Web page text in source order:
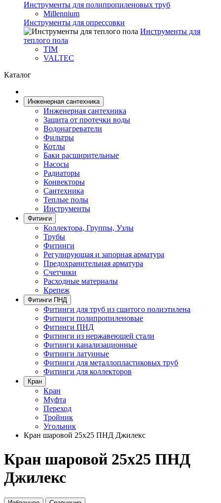
Инструменты для полипропиленовых труб
Millennium
Инструменты для опрессовки
Инструменты для
теплого пола
TIM
VALTEC
Каталог
Инженерная сантехника
Инженерная сантехника
Защита от протечки воды
Водонагреватели
Фильтры
Котлы
Баки расширительные
Насосы
Радиаторы
Конвекторы
Сантехника
Теплые полы
Инструменты
Фитинги
Коллектора, Группы, Узлы
Трубы
Фитинги
Регулирующая и запорная арматура
Предохранительная арматура
Счетчики
Расходные материалы
Крепеж
Фитинги ПНД
Фитинги для труб из сшитого полиэтилена
Фитинги полипропиленовые
Фитинги ПНД
Фитинги из нержавеющей стали
Фитинги канализационные
Фитинги латунные
Фитинги для металлопластиковых труб
Фитинги для коллекторов
Кран
Кран
Муфта
Переход
Тройник
Угольник
Кран шаровой 25х25 ПНД Джилекс
Кран шаровой 25х25 ПНД
Джилекс